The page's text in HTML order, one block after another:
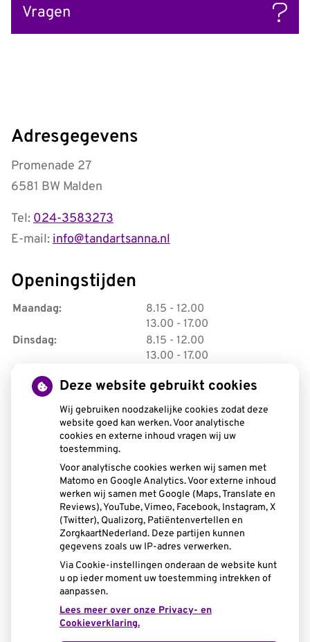
Vragen
Adresgegevens
Promenade 27
6581 BW Malden
Tel:024-3583273
E-mail:info@tandartsanna.nl
Openingstijden
Maandag: 8.15 tot
- 12.00
13.00 tot
- 17.00
Dinsdag:
8.15 tot
- 12.00
13.00 tot
- 17.00
Woensdag:
13.00tot
- 17.00
Donderdag:
8.15tot
- 12.00
13:00tot
- 20:00
8:15tot
- 12:30
U heeft geen toestemming gegeven voor
zien.
Cookie-instellingen wijzigen
Deze website gebruikt cookies
Wij gebruiken noodzakelijke cookies zodat deze
website goed kan werken. Voor analytische
cookies en externe inhoud vragen wij uw
toestemming.
Voor analytische cookies werken wij samen met
Matomo en Google Analytics. Voor externe inhoud
werken wij samen met Google (Maps, Translate en
Reviews), YouTube, Vimeo, Facebook, Instagram, X
(Twitter), Qualizorg, Patiëntenvertellen en
ZorgkaartNederland. Deze partijen kunnen
gegevens zoals uw IP-adres verwerken.
Via Cookie-instellingen onderaan de website kunt
u op ieder moment uw toestemming intrekken of
aanpassen.
Lees meer over onze Privacy- en
Cookieverklaring.